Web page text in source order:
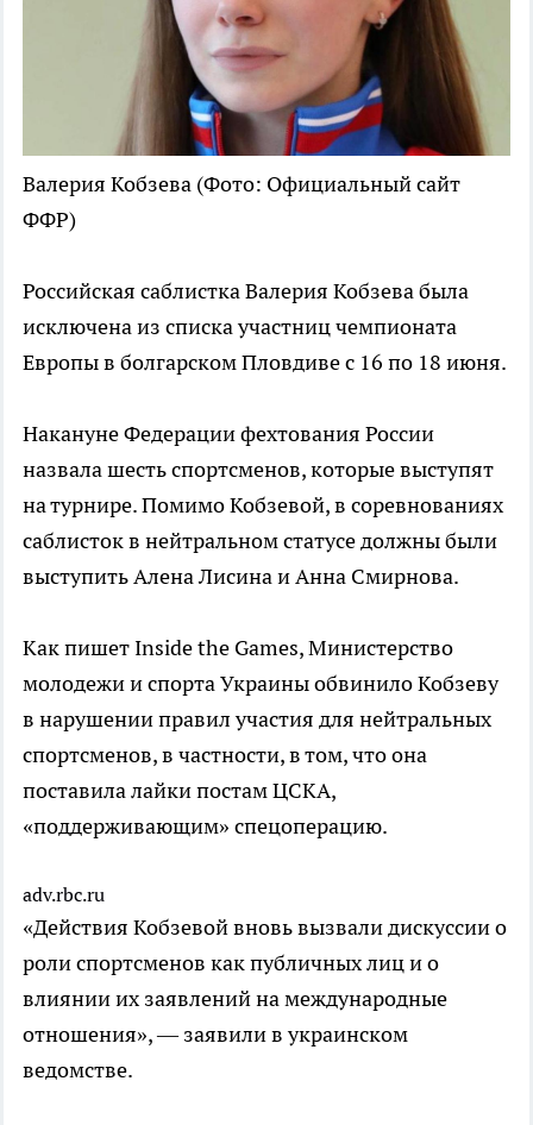
Валерия Кобзева (Фото: Официальный сайт
ФФР)
Российская саблистка Валерия Кобзева была
исключена из списка участниц чемпионата
Европы в болгарском Пловдиве с 16 по 18 июня.
Накануне Федерации фехтования России
назвала шесть спортсменов, которые выступят
на турнире. Помимо Кобзевой, в соревнованиях
саблисток в нейтральном статусе должны были
выступить Алена Лисина и Анна Смирнова.
Как пишет Inside the Games, Министерство
молодежи и спорта Украины обвинило Кобзеву
в нарушении правил участия для нейтральных
спортсменов, в частности, в том, что она
поставила лайки постам ЦСКА,
«поддерживающим» спецоперацию.
adv.rbc.ru
«Действия Кобзевой вновь вызвали дискуссии о
роли спортсменов как публичных лиц и о
влиянии их заявлений на международные
отношения», — заявили в украинском
ведомстве.